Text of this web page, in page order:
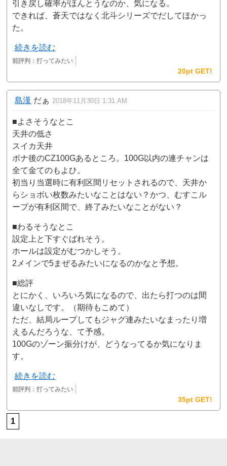
引き戻し確率がほんとうなのか、気になる。
できれば、蒼天ではなく北斗シリーズでだしてほかっ
た。
続きを読む
前評判：打ってみたい
20pt GET!
島漢 だぁ 2018年11月30日 1:31 AM
■よさそうなとこ
天井の低さ
スイカ天井
ボナ後のCZ100Gあるところ。100G以内の連チャンは
全て金てのもよひ。
初当り当選時に有利区間リセットされるので、天井か
らショボい枚数みたいなことはない？かつ、むすこル
ープが有利区間で、終了みたいなことがない？
■わるそうなとこ
設定上と下すぐばれそう。
ホールは設定がむつかしそう。
2メインで5まぜるみたいになるのかなと予想。
■総評
とにかく、いろいろ気になるので、出たら打つのは間
違いなしです。（期待もこめて）
ただ、結局ループしてもジャグ連みたいなまったり増
えるんだろうな、て予感。
100Gのゾーン振分けが、どうなってるか気になりま
す。
続きを読む
前評判：打ってみたい
35pt GET!
1